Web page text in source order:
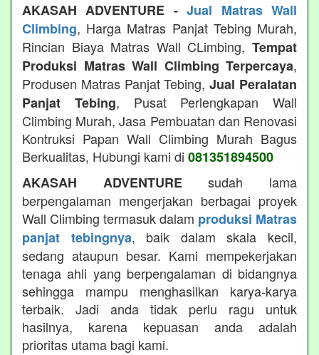
AKASAH ADVENTURE -Jual Matras Wall
Climbing, Harga Matras Panjat Tebing Murah,
Rincian Biaya Matras Wall CLimbing, Tempat
Produksi Matras Wall Climbing Terpercaya,
Produsen Matras Panjat Tebing,Jual Peralatan
Panjat Tebing, Pusat Perlengkapan Wall
Climbing Murah, Jasa Pembuatan dan Renovasi
Kontruksi Papan Wall Climbing Murah Bagus
Berkualitas, Hubungi kami di 081351894500
AKASAH ADVENTUREsudah lama
berpengalaman mengerjakan berbagai proyek
Wall Climbing termasuk dalam produksi Matras
panjat tebingnya, baik dalam skala kecil,
sedang ataupun besar. Kami mempekerjakan
tenaga ahli yang berpengalaman di bidangnya
sehingga mampu menghasilkan karya-karya
terbaik. Jadi anda tidak perlu ragu untuk
hasilnya, karena kepuasan anda adalah
prioritas utama bagi kami.